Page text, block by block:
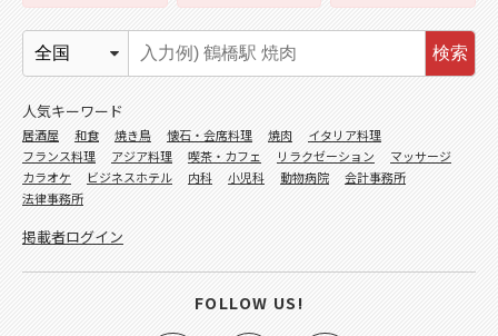
検索
人気キーワード
居酒屋 和食 焼き鳥 懐石・会席料理 焼肉
イタリア料理
フランス料理
アジア料理 喫茶・カフェ リラクゼーション
マッサージ
カラオケ
ビジネスホテル 内科 小児科 動物病院
会計事務所
法律事務所
掲載者ログイン
FOLLOW US!